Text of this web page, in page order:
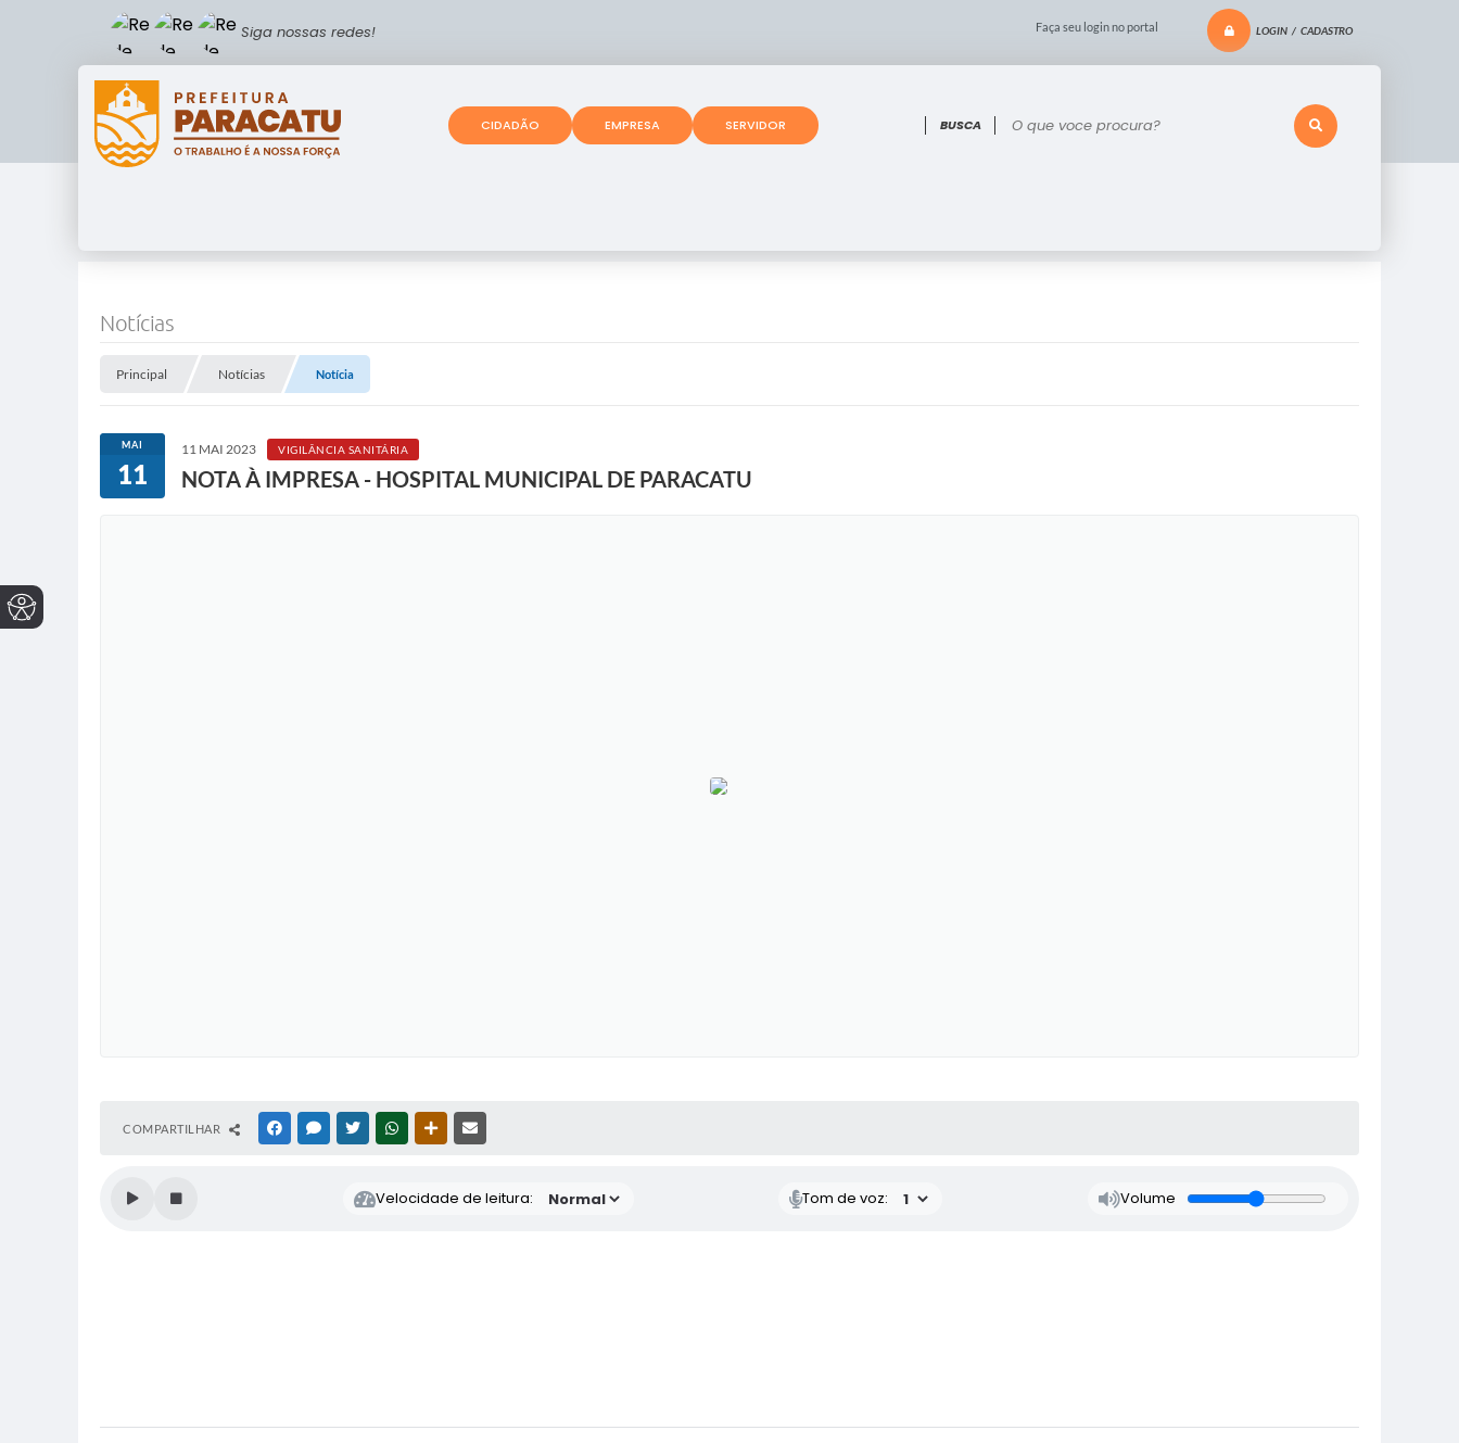
Faça seu login no portal LOGIN / CADASTRO
O que voce procura?
Siga nossas redes!
CIDADÃO EMPRESA SERVIDOR
Notícias
Principal Notícias Notícia
MAI
11
11 MAI 2023 VIGILÂNCIA SANITÁRIA
NOTA À IMPRESA - HOSPITAL MUNICIPAL DE PARACATU
COMPARTILHAR FACEBOOKMESSENGER
TWITTERWHATSAPPOUTRAS MÍDIAS
Velocidade de leitura: Tom de voz: Volume